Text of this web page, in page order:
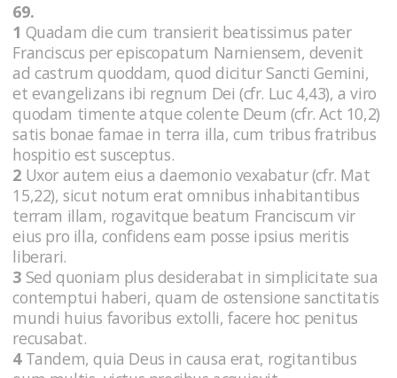
69.
1 Quadam die cum transierit beatissimus pater
Franciscus per episcopatum Narniensem, devenit
ad castrum quoddam, quod dicitur Sancti Gemini,
et evangelizans ibi regnum Dei (cfr. Luc 4,43), a viro
quodam timente atque colente Deum (cfr. Act 10,2)
satis bonae famae in terra illa, cum tribus fratribus
hospitio est susceptus.
2 Uxor autem eius a daemonio vexabatur (cfr. Mat
15,22), sicut notum erat omnibus inhabitantibus
terram illam, rogavitque beatum Franciscum vir
eius pro illa, confidens eam posse ipsius meritis
liberari.
3 Sed quoniam plus desiderabat in simplicitate sua
contemptui haberi, quam de ostensione sanctitatis
mundi huius favoribus extolli, facere hoc penitus
recusabat.
4Tandem, quia Deus in causa erat, rogitantibus